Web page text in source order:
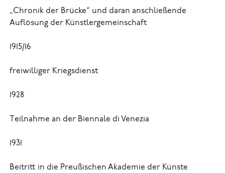
„Chronik der Brücke“ und daran anschließende
Auflösung der Künstlergemeinschaft
1915/16
freiwilliger Kriegsdienst
1928
Teilnahme an der Biennale di Venezia
1931
Beitritt in die Preußischen Akademie der Künste